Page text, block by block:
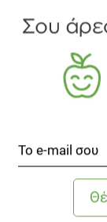
ετικέτες
Διατροφή
2 λεπτά να